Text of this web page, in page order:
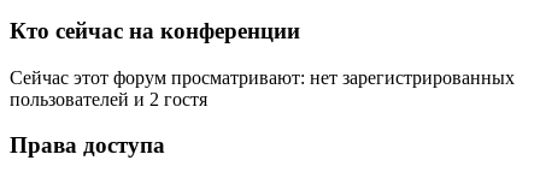
Кто сейчас на конференции
Сейчас этот форум просматривают: нет зарегистрированных
пользователей и 2 гостя
Права доступа